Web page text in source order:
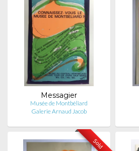
Messagier
Musée de Montbéliard
Galerie Arnaud Jacob
Sold